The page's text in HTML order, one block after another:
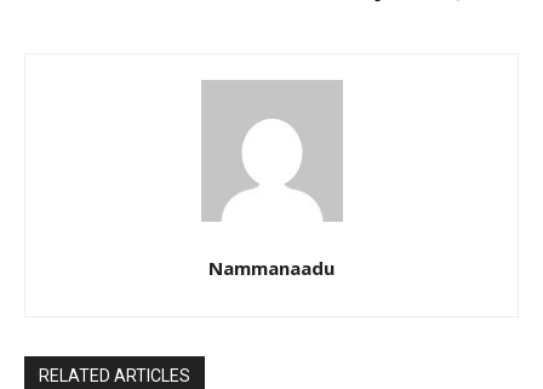
Nammanaadu
RELATED ARTICLES